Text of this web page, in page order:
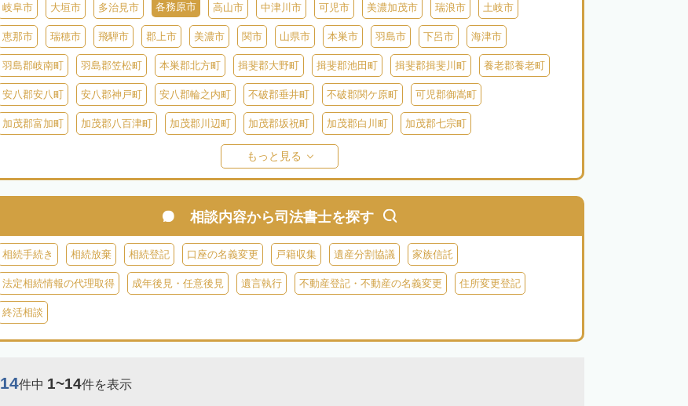
岐阜市 大垣市 多治見市 各務原市 高山市 中津川市 可児市 美濃加茂市 瑞浪市 土岐市
恵那市 瑞穂市 飛騨市 郡上市 美濃市 関市 山県市 本巣市 羽島市 下呂市 海津市
羽島郡岐南町 羽島郡笠松町 本巣郡北方町 揖斐郡大野町 揖斐郡池田町 揖斐郡揖斐川町 養老郡養老町
安八郡安八町 安八郡神戸町 安八郡輪之内町 不破郡垂井町 不破郡関ケ原町 可児郡御嵩町
加茂郡富加町 加茂郡八百津町 加茂郡川辺町 加茂郡坂祝町 加茂郡白川町 加茂郡七宗町
もっと見る
相談内容から司法書士を探す
相続手続き 相続放棄 相続登記 口座の名義変更 戸籍収集 遺産分割協議 家族信託
法定相続情報の代理取得 成年後見・任意後見 遺言執行 不動産登記・不動産の名義変更 住所変更登記
終活相談
14件中 1~14件を表示